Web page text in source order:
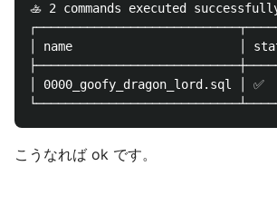
🚣 2 commands executed
│ name                       │
│ 0000_goofy_dragon_lord.sql │ ✅
こうなれば ok です。